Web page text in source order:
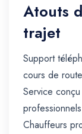
Atouts
trajet
Support
cours de
Service
Chauffeurs